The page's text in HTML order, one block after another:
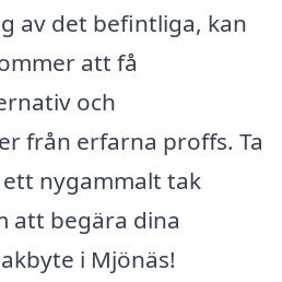
av det befintliga, kan
att få
och
från erfarna proffs. Ta
nygammalt tak
att begära dina
i Mjönäs!